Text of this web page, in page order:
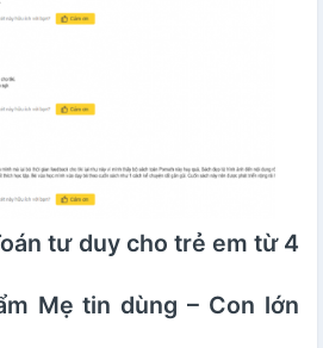
tư duy cho trẻ em từ 4
Mẹ tin dùng – Con lớn